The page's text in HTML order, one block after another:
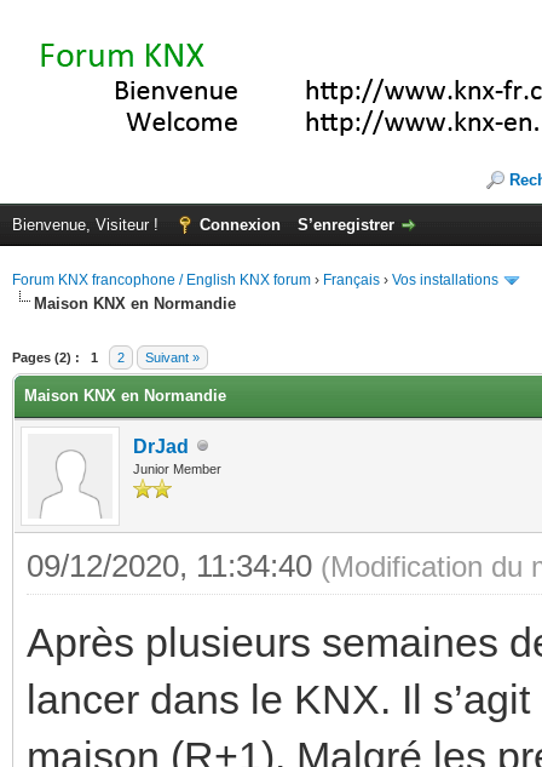
Bienvenue, Visiteur ! Connexion S’enregistrer
Forum KNX francophone / English KNX forum › Français › Vos installations
Maison KNX en Normandie
Pages (2) : 1 2 Suivant »
Maison KNX en Normandie
DrJad
Junior Member
09/12/2020, 11:34:40 (Modification du
Après plusieurs semaines
lancer dans le KNX. Il
maison (R+1). Malgré les